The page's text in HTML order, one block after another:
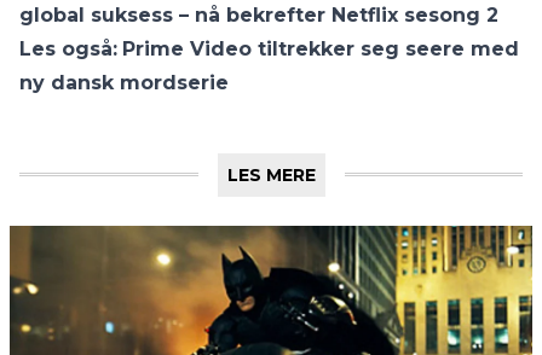
global suksess – nå bekrefter Netflix sesong 2
Les også: Prime Video tiltrekker seg seere med
ny dansk mordserie
LES MERE